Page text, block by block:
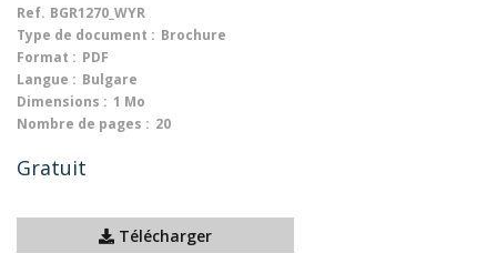
Ref. BGR1270_WYR
Type de document : Brochure
Format : PDF
Langue : Bulgare
Dimensions : 1 Mo
Nombre de pages : 20
Gratuit
Télécharger